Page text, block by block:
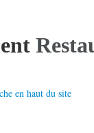
en haut du site